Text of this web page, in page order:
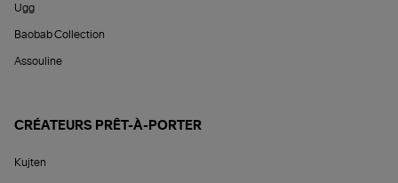
Ugg
Baobab Collection
Assouline
CRÉATEURS PRÊT-À-PORTER
Kujten